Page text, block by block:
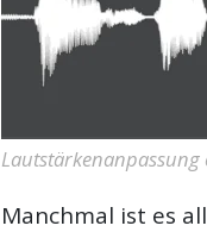
Lautstärkenanpassung
Manchmal ist es